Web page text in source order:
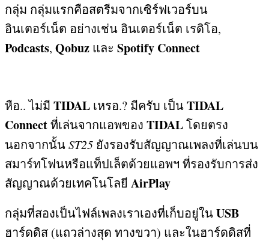
กลุ่ม กลุ่มแรกคือสตรีมจากเซิร์ฟเวอร์บน
อินเตอร์เน็ต อย่างเช่น อินเตอร์เน็ต เรดิโอ,
Podcasts, Qobuz และ Spotify Connect
หือ..ไม่มี TIDAL เหรอ.? มีครับ เป็นTIDAL
Connectที่เล่นจากแอพของ TIDALโดยตรง
นอกจากนั้นST25 ยังรองรับสัญญาณเพลงที่เล่นบน
สมาร์ทโฟนหรือแท็ปเล็ตด้วยแอพฯ ที่รองรับการส่ง
สัญญาณด้วยเทคโนโลยี AirPlay
กลุ่มที่สองเป็นไฟล์เพลงเราเองที่เก็บอยู่ในUSB
ฮาร์ดดิส (แถวล่างสุด ทางขวา) และในฮาร์ดดิสที่